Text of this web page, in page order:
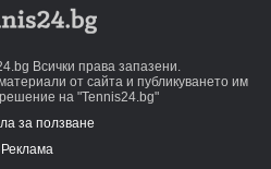
Всички права запазени.
от сайта и публикуването им
на "Tennis24.bg"
за ползване
Реклама